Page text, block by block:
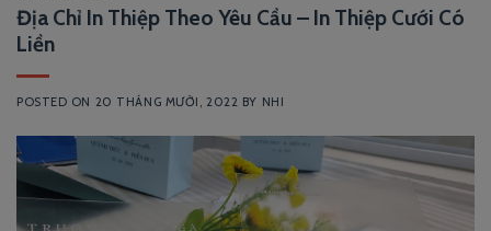
Địa Chỉ In Thiệp Theo Yêu Cầu – In Thiệp Cưới Có
Liền
POSTED ON 20 THÁNG MƯỜI, 2022 BY NHI